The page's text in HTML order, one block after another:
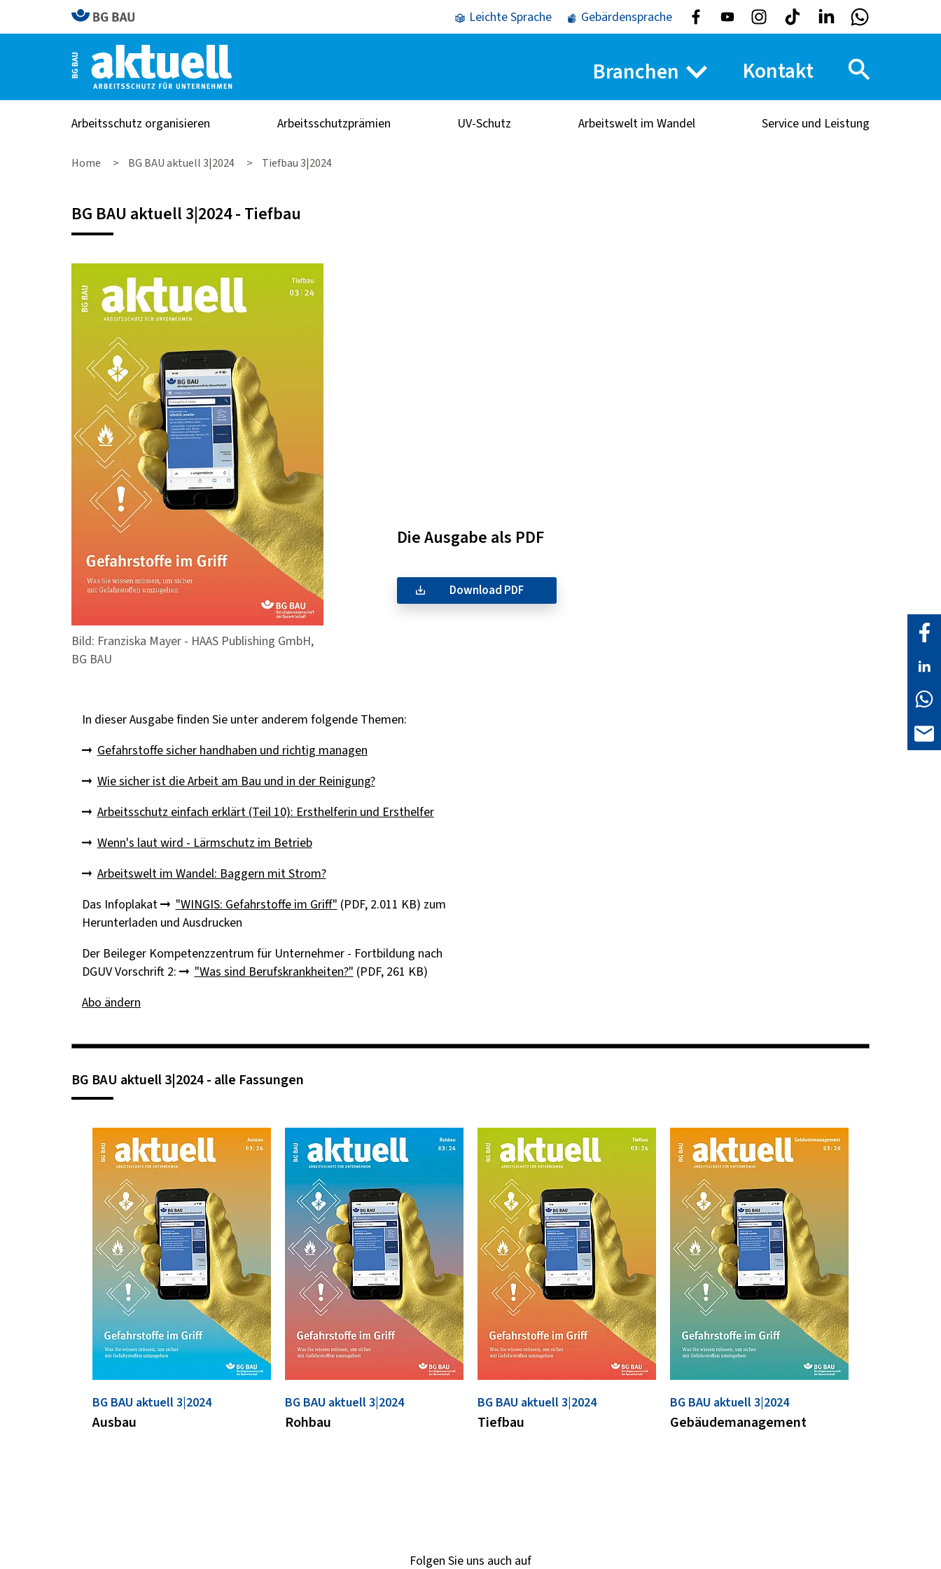
Leichte Sprache Gebärdensprache
Branchen Kontakt
Arbeitsschutz organisieren Arbeitsschutzprämien UV-Schutz Arbeitswelt im Wandel Service und Leistung
Home BG BAU aktuell 3|2024 Tiefbau 3|2024
BG BAU aktuell 3|2024 - Tiefbau
Bild: Franziska Mayer - HAAS Publishing GmbH,
BG BAU
Die Ausgabe als PDF
Download PDF
In dieser Ausgabe finden Sie unter anderem folgende Themen:
Gefahrstoffe sicher handhaben und richtig managen
Wie sicher ist die Arbeit am Bau und in der Reinigung?
Arbeitsschutz einfach erklärt (Teil 10): Ersthelferin und Ersthelfer
Wenn's laut wird - Lärmschutz im Betrieb
Arbeitswelt im Wandel: Baggern mit Strom?
Das Infoplakat
"WINGIS: Gefahrstoffe im Griff"(PDF, 2.011 KB) zum
Herunterladen und Ausdrucken
Der Beileger Kompetenzzentrum für Unternehmer - Fortbildung nach
DGUV Vorschrift 2:
"Was sind Berufskrankheiten?"(PDF, 261 KB)
Abo ändern
BG BAU aktuell 3|2024 - alle Fassungen
BG BAU aktuell 3|2024
Ausbau
BG BAU aktuell 3|2024
Rohbau
BG BAU aktuell 3|2024
Tiefbau
BG BAU aktuell 3|2024
Gebäudemanagement
Folgen Sie uns auch auf